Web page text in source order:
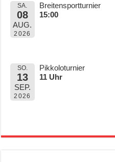
SA.
08
AUG.
2026
Breitensportturnier
15:00
SO.
13
SEP.
2026
Pikkoloturnier
11 Uhr